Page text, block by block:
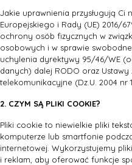
Jakie uprawnienia przysługują Ci
Europejskiego i Rady (UE) 2016/
ochrony osób fizycznych w
osobowych i w sprawie
uchylenia dyrektywy 95/46/WE
danych) dalej RODO oraz Ustawy
telekomunikacyjne (Dz.U. 2004 nr
2. CZYM SĄ PLIKI COOKIE?
Pliki cookie to niewielkie pliki
komputerze lub smartfonie
internetowej. Wykorzystujemy
i reklam, aby oferować funkcje